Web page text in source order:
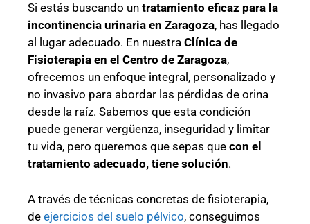
Si estás buscando un tratamiento eficaz para la
incontinencia urinaria en Zaragoza, has llegado
al lugar adecuado. En nuestra Clínica de
Fisioterapia en el Centro de Zaragoza,
ofrecemos un enfoque integral, personalizado y
no invasivo para abordar las pérdidas de orina
desde la raíz. Sabemos que esta condición
puede generar vergüenza, inseguridad y limitar
tu vida, pero queremos que sepas que con el
tratamiento adecuado, tiene solución.
A través de técnicas concretas de fisioterapia,
de ejercicios del suelo pélvico, conseguimos